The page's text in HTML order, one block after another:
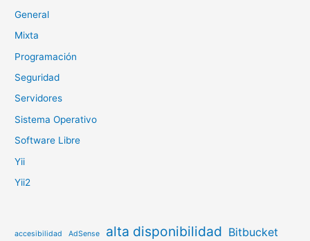
General
Mixta
Programación
Seguridad
Servidores
Sistema Operativo
Software Libre
Yii
Yii2
accesibilidad AdSense alta disponibilidad Bitbucket